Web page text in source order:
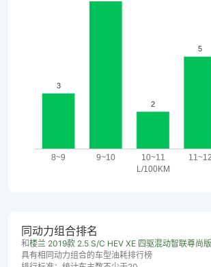
同动力组合排名
和楼兰 2019款 2.5 S/C HEV XE 四驱混动智联尊尚
具有相同动力组合的车型油耗排行榜